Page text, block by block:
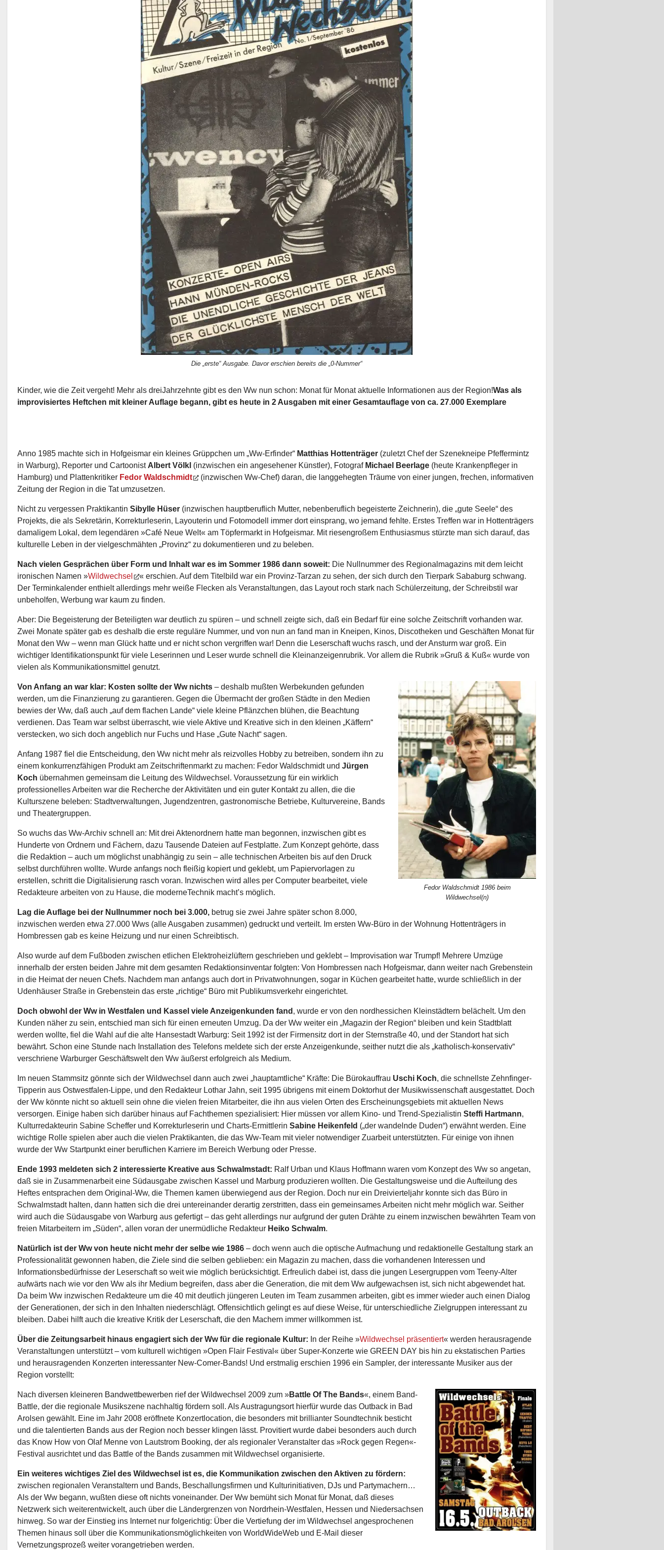
Die „erste“ Ausgabe. Davor erschien bereits die „0-Nummer“
Kinder, wie die Zeit vergeht! Mehr als dreiJahrzehnte gibt es den Ww nun schon: Monat für Monat aktuelle Informationen aus der Region!Was als
improvisiertes Heftchen mit kleiner Auflage begann, gibt es heute in 2 Ausgaben mit einer Gesamtauflage von ca. 27.000 Exemplare
Anno 1985 machte sich in Hofgeismar ein kleines Grüppchen um „Ww-Erfinder“ Matthias Hottenträger (zuletzt Chef der Szenekneipe Pfeffermintz
in Warburg), Reporter und Cartoonist Albert Völkl (inzwischen ein angesehener Künstler), Fotograf Michael Beerlage (heute Krankenpfleger in
Hamburg) und Plattenkritiker Fedor Waldschmidt
(inzwischen Ww-Chef) daran, die langgehegten Träume von einer jungen, frechen, informativen
Zeitung der Region in die Tat umzusetzen.
Nicht zu vergessen Praktikantin Sibylle Hüser (inzwischen hauptberuflich Mutter, nebenberuflich begeisterte Zeichnerin), die „gute Seele“ des
Projekts, die als Sekretärin, Korrekturleserin, Layouterin und Fotomodell immer dort einsprang, wo jemand fehlte. Erstes Treffen war in Hottenträgers
damaligem Lokal, dem legendären »Café Neue Welt« am Töpfermarkt in Hofgeismar. Mit riesengroßem Enthusiasmus stürzte man sich darauf, das
kulturelle Leben in der vielgeschmähten „Provinz“ zu dokumentieren und zu beleben.
Nach vielen Gesprächen über Form und Inhalt war es im Sommer 1986 dann soweit: Die Nullnummer des Regionalmagazins mit dem leicht
ironischen Namen »Wildwechsel
« erschien. Auf dem Titelbild war ein Provinz-Tarzan zu sehen, der sich durch den Tierpark Sababurg schwang.
Der Terminkalender enthielt allerdings mehr weiße Flecken als Veranstaltungen, das Layout roch stark nach Schülerzeitung, der Schreibstil war
unbeholfen, Werbung war kaum zu finden.
Aber: Die Begeisterung der Beteiligten war deutlich zu spüren – und schnell zeigte sich, daß ein Bedarf für eine solche Zeitschrift vorhanden war.
Zwei Monate später gab es deshalb die erste reguläre Nummer, und von nun an fand man in Kneipen, Kinos, Discotheken und Geschäften Monat für
Monat den Ww – wenn man Glück hatte und er nicht schon vergriffen war! Denn die Leserschaft wuchs rasch, und der Ansturm war groß. Ein
wichtiger Identifikationspunkt für viele Leserinnen und Leser wurde schnell die Kleinanzeigenrubrik. Vor allem die Rubrik »Gruß & Kuß« wurde von
vielen als Kommunikationsmittel genutzt.
Fedor Waldschmidt 1986 beim
Wildwechsel(n)
Von Anfang an war klar: Kosten sollte der Ww nichts – deshalb mußten Werbekunden gefunden
werden, um die Finanzierung zu garantieren. Gegen die Übermacht der großen Städte in den Medien
bewies der Ww, daß auch „auf dem flachen Lande“ viele kleine Pflänzchen blühen, die Beachtung
verdienen. Das Team war selbst überrascht, wie viele Aktive und Kreative sich in den kleinen „Käffern“
verstecken, wo sich doch angeblich nur Fuchs und Hase „Gute Nacht“ sagen.
Anfang 1987 fiel die Entscheidung, den Ww nicht mehr als reizvolles Hobby zu betreiben, sondern ihn zu
einem konkurrenzfähigen Produkt am Zeitschriftenmarkt zu machen: Fedor Waldschmidt und Jürgen
Koch übernahmen gemeinsam die Leitung des Wildwechsel. Voraussetzung für ein wirklich
professionelles Arbeiten war die Recherche der Aktivitäten und ein guter Kontakt zu allen, die die
Kulturszene beleben: Stadtverwaltungen, Jugendzentren, gastronomische Betriebe, Kulturvereine, Bands
und Theatergruppen.
So wuchs das Ww-Archiv schnell an: Mit drei Aktenordnern hatte man begonnen, inzwischen gibt es
Hunderte von Ordnern und Fächern, dazu Tausende Dateien auf Festplatte. Zum Konzept gehörte, dass
die Redaktion – auch um möglichst unabhängig zu sein – alle technischen Arbeiten bis auf den Druck
selbst durchführen wollte. Wurde anfangs noch fleißig kopiert und geklebt, um Papiervorlagen zu
erstellen, schritt die Digitalisierung rasch voran. Inzwischen wird alles per Computer bearbeitet, viele
Redakteure arbeiten von zu Hause, die moderneTechnik macht’s möglich.
Lag die Auflage bei der Nullnummer noch bei 3.000, betrug sie zwei Jahre später schon 8.000,
inzwischen werden etwa 27.000 Wws (alle Ausgaben zusammen) gedruckt und verteilt. Im ersten Ww-Büro in der Wohnung Hottenträgers in
Hombressen gab es keine Heizung und nur einen Schreibtisch.
Also wurde auf dem Fußboden zwischen etlichen Elektroheizlüftern geschrieben und geklebt – Improvisation war Trumpf! Mehrere Umzüge
innerhalb der ersten beiden Jahre mit dem gesamten Redaktionsinventar folgten: Von Hombressen nach Hofgeismar, dann weiter nach Grebenstein
in die Heimat der neuen Chefs. Nachdem man anfangs auch dort in Privatwohnungen, sogar in Küchen gearbeitet hatte, wurde schließlich in der
Udenhäuser Straße in Grebenstein das erste „richtige“ Büro mit Publikumsverkehr eingerichtet.
Doch obwohl der Ww in Westfalen und Kassel viele Anzeigenkunden fand , wurde er von den nordhessichen Kleinstädtern belächelt. Um den
Kunden näher zu sein, entschied man sich für einen erneuten Umzug. Da der Ww weiter ein „Magazin der Region“ bleiben und kein Stadtblatt
werden wollte, fiel die Wahl auf die alte Hansestadt Warburg: Seit 1992 ist der Firmensitz dort in der Sternstraße 40, und der Standort hat sich
bewährt. Schon eine Stunde nach Installation des Telefons meldete sich der erste Anzeigenkunde, seither nutzt die als „katholisch-konservativ“
verschriene Warburger Geschäftswelt den Ww äußerst erfolgreich als Medium.
Im neuen Stammsitz gönnte sich der Wildwechsel dann auch zwei „hauptamtliche“ Kräfte: Die Bürokauffrau Uschi Koch, die schnellste Zehnfinger-
Tipperin aus Ostwestfalen-Lippe, und den Redakteur Lothar Jahn, seit 1995 übrigens mit einem Doktorhut der Musikwissenschaft ausgestattet. Doch
der Ww könnte nicht so aktuell sein ohne die vielen freien Mitarbeiter, die ihn aus vielen Orten des Erscheinungsgebiets mit aktuellen News
versorgen. Einige haben sich darüber hinaus auf Fachthemen spezialisiert: Hier müssen vor allem Kino- und Trend-Spezialistin Steffi Hartmann,
Kulturredakteurin Sabine Scheffer und Korrekturleserin und Charts-Ermittlerin Sabine Heikenfeld („der wandelnde Duden“) erwähnt werden. Eine
wichtige Rolle spielen aber auch die vielen Praktikanten, die das Ww-Team mit vieler notwendiger Zuarbeit unterstützten. Für einige von ihnen
wurde der Ww Startpunkt einer beruflichen Karriere im Bereich Werbung oder Presse.
Ende 1993 meldeten sich 2 interessierte Kreative aus Schwalmstadt: Ralf Urban und Klaus Hoffmann waren vom Konzept des Ww so angetan,
daß sie in Zusammenarbeit eine Südausgabe zwischen Kassel und Marburg produzieren wollten. Die Gestaltungsweise und die Aufteilung des
Heftes entsprachen dem Original-Ww, die Themen kamen überwiegend aus der Region. Doch nur ein Dreivierteljahr konnte sich das Büro in
Schwalmstadt halten, dann hatten sich die drei untereinander derartig zerstritten, dass ein gemeinsames Arbeiten nicht mehr möglich war. Seither
wird auch die Südausgabe von Warburg aus gefertigt – das geht allerdings nur aufgrund der guten Drähte zu einem inzwischen bewährten Team von
freien Mitarbeitern im „Süden“, allen voran der unermüdliche Redakteur Heiko Schwalm.
Natürlich ist der Ww von heute nicht mehr der selbe wie 1986 – doch wenn auch die optische Aufmachung und redaktionelle Gestaltung stark an
Professionalität gewonnen haben, die Ziele sind die selben geblieben: ein Magazin zu machen, dass die vorhandenen Interessen und
Informationsbedürfnisse der Leserschaft so weit wie möglich berücksichtigt. Erfreulich dabei ist, dass die jungen Lesergruppen vom Teeny-Alter
aufwärts nach wie vor den Ww als ihr Medium begreifen, dass aber die Generation, die mit dem Ww aufgewachsen ist, sich nicht abgewendet hat.
Da beim Ww inzwischen Redakteure um die 40 mit deutlich jüngeren Leuten im Team zusammen arbeiten, gibt es immer wieder auch einen Dialog
der Generationen, der sich in den Inhalten niederschlägt. Offensichtlich gelingt es auf diese Weise, für unterschiedliche Zielgruppen interessant zu
bleiben. Dabei hilft auch die kreative Kritik der Leserschaft, die den Machern immer willkommen ist.
Über die Zeitungsarbeit hinaus engagiert sich der Ww für die regionale Kultur: In der Reihe »Wildwechsel präsentiert« werden herausragende
Veranstaltungen unterstützt – vom kulturell wichtigen »Open Flair Festival« über Super-Konzerte wie GREEN DAY bis hin zu ekstatischen Parties
und herausragenden Konzerten interessanter New-Comer-Bands! Und erstmalig erschien 1996 ein Sampler, der interessante Musiker aus der
Region vorstellt:
Nach diversen kleineren Bandwettbewerben rief der Wildwechsel 2009 zum »Battle Of The Bands«, einem Band-
Battle, der die regionale Musikszene nachhaltig fördern soll. Als Austragungsort hierfür wurde das Outback in Bad
Arolsen gewählt. Eine im Jahr 2008 eröffnete Konzertlocation, die besonders mit brillianter Soundtechnik besticht
und die talentierten Bands aus der Region noch besser klingen lässt. Provitiert wurde dabei besonders auch durch
das Know How von Olaf Menne von Lautstrom Booking, der als regionaler Veranstalter das »Rock gegen Regen«-
Festival ausrichtet und das Battle of the Bands zusammen mit Wildwechsel organisierte.
Ein weiteres wichtiges Ziel des Wildwechsel ist es, die Kommunikation zwischen den Aktiven zu fördern:
zwischen regionalen Veranstaltern und Bands, Beschallungsfirmen und Kulturinitiativen, DJs und Partymachern…
Als der Ww begann, wußten diese oft nichts voneinander. Der Ww bemüht sich Monat für Monat, daß dieses
Netzwerk sich weiterentwickelt, auch über die Ländergrenzen von Nordrhein-Westfalen, Hessen und Niedersachsen
hinweg. So war der Einstieg ins Internet nur folgerichtig: Über die Vertiefung der im Wildwechsel angesprochenen
Themen hinaus soll über die Kommunikationsmöglichkeiten von WorldWideWeb und E-Mail dieser
Vernetzungsprozeß weiter vorangetrieben werden.